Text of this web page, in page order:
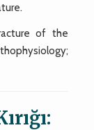
of the